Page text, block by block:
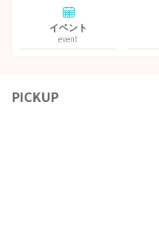
イベント
event
PICKUP